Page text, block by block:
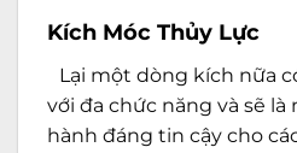
Kích Móc Thủy Lực
Lại một dòng kích nữa
với đa chức năng và sẽ
hành đáng tin cậy cho